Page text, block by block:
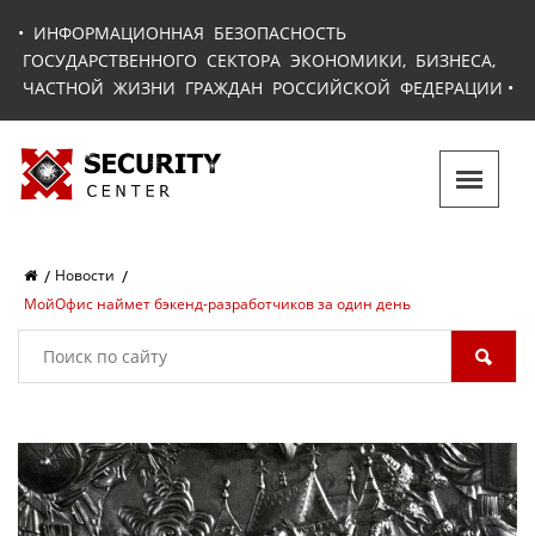
• ИНФОРМАЦИОННАЯ БЕЗОПАСНОСТЬ
ГОСУДАРСТВЕННОГО СЕКТОРА ЭКОНОМИКИ, БИЗНЕСА,
ЧАСТНОЙ ЖИЗНИ ГРАЖДАН РОССИЙСКОЙ ФЕДЕРАЦИИ •
Новости
МойОфис наймет бэкенд-разработчиков за один день